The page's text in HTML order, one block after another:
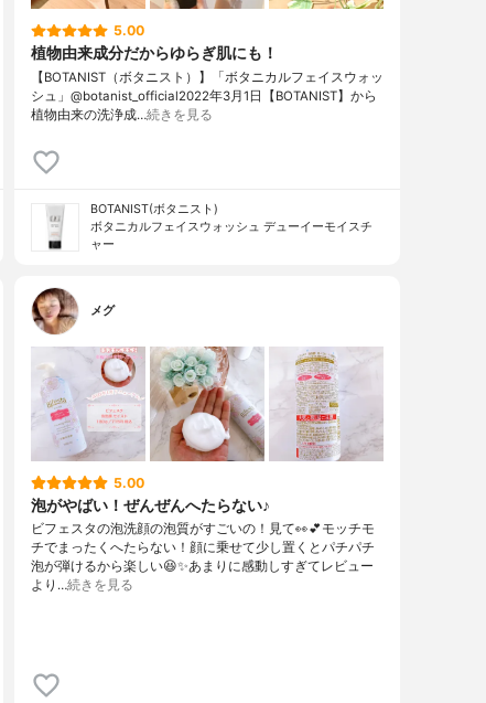
5.00
植物由来成分だからゆらぎ肌にも！
【BOTANIST（ボタニスト）】「ボタニカルフェイスウォッ
シュ」@botanist_official2022年3月1日【BOTANIST】から
植物由来の洗浄成…続きを見る
BOTANIST(ボタニスト)
ボタニカルフェイスウォッシュ デューイーモイスチ
ャー
メグ
5.00
泡がやばい！ぜんぜんへたらない♪
ビフェスタの泡洗顔の泡質がすごいの！見て👀💕モッチモ
チでまったくへたらない！顔に乗せて少し置くとパチパチ
泡が弾けるから楽しい😆✨あまりに感動しすぎてレビュー
より…続きを見る